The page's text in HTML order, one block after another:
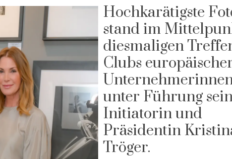
Hochkarätigste
stand im
diesmaligen
Clubs
unter Führung
Initiatorin und
Präsidentin
Tröger.